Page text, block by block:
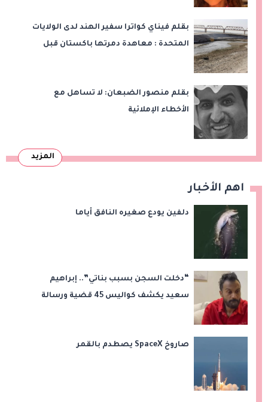
بقلم فيناي كواترا سفير الهند لدى الولايات
المتحدة : معاهدة دمرتها باكستان قبل
بقلم منصور الضبعان: لا تساهل مع
الأخطاء الإملائية
المزيد
اهم الأخبار
دلفين يودع صغيره النافق أياما
“دخلت السجن بسبب بناتي”.. إبراهيم
سعيد يكشف كواليس 45 قضية ورسالة
صاروخ SpaceX يصطدم بالقمر